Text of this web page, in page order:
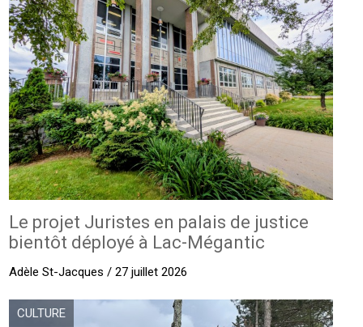
Le projet Juristes en palais de justice
bientôt déployé à Lac-Mégantic
Adèle St-Jacques / 27 juillet 2026
CULTURE